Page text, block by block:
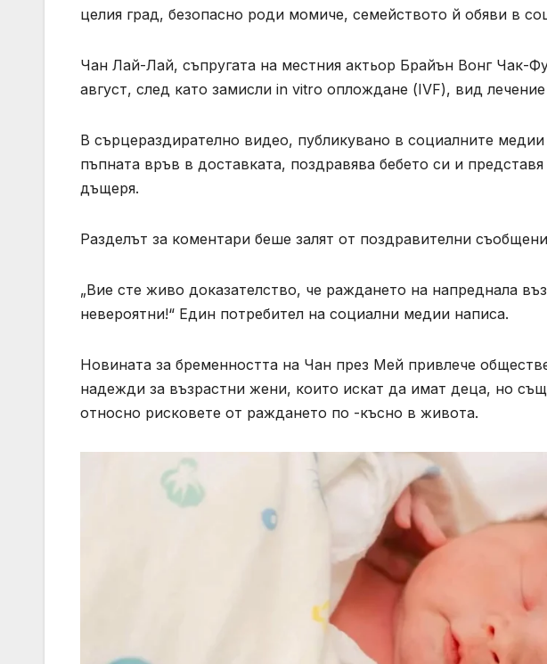
целия град, безопасно роди момиче, семейството й обяви в
Чан Лай-Лай, съпругата на местния актьор Брайън Вонг Чак-
август, след като замисли in vitro оплождане (IVF), вид
В сърцераздирателно видео, публикувано в социалните
пъпната връв в доставката, поздравява бебето си и
дъщеря.
Разделът за коментари беше залят от поздравителни
„Вие сте живо доказателство, че раждането на напреднала
невероятни!“ Един потребител на социални медии написа.
Новината за бременността на Чан през Мей привлече
надежди за възрастни жени, които искат да имат деца, но
относно рисковете от раждането по -късно в живота.